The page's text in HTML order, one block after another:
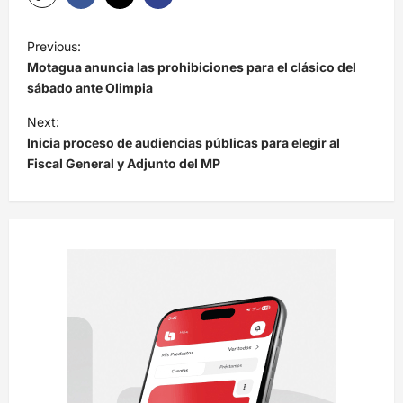
N
a
v
e
g
a
c
Previous:
Motagua anuncia las prohibiciones para el clásico del
sábado ante Olimpia
Next:
Inicia proceso de audiencias públicas para elegir al
Fiscal General y Adjunto del MP